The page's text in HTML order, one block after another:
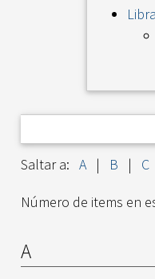
Saltar a: A | B | C
Número de items en
A